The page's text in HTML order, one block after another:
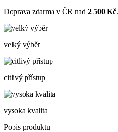
Doprava zdarma v ČR nad 2 500 Kč.
velký výběr
citlivý přístup
vysoka kvalita
Popis produktu